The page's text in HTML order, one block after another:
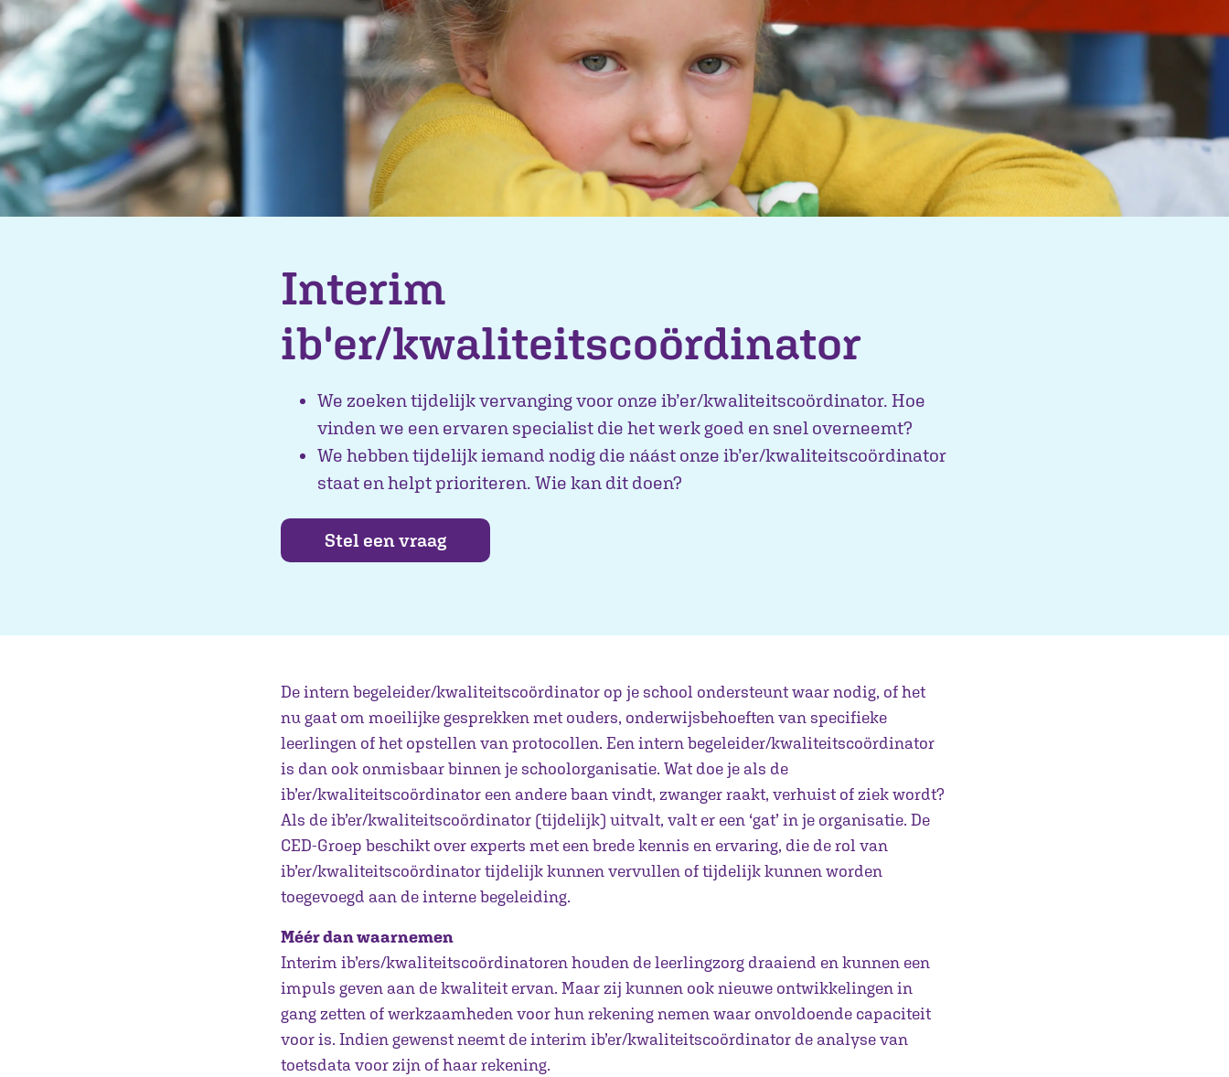
Interim
ib'er/kwaliteitscoördinator
We zoeken tijdelijk vervanging voor onze ib’er/kwaliteitscoördinator. Hoe
vinden we een ervaren specialist die het werk goed en snel overneemt?
We hebben tijdelijk iemand nodig die náást onze ib’er/kwaliteitscoördinator
staat en helpt prioriteren. Wie kan dit doen?
Stel een vraag
De intern begeleider/kwaliteitscoördinator op je school ondersteunt waar nodig, of het
nu gaat om moeilijke gesprekken met ouders, onderwijsbehoeften van specifieke
leerlingen of het opstellen van protocollen. Een intern begeleider/kwaliteitscoördinator
is dan ook onmisbaar binnen je schoolorganisatie. Wat doe je als de
ib’er/kwaliteitscoördinator een andere baan vindt, zwanger raakt, verhuist of ziek wordt?
Als de ib’er/kwaliteitscoördinator (tijdelijk) uitvalt, valt er een ‘gat’ in je organisatie. De
CED-Groep beschikt over experts met een brede kennis en ervaring, die de rol van
ib’er/kwaliteitscoördinator tijdelijk kunnen vervullen of tijdelijk kunnen worden
toegevoegd aan de interne begeleiding.
Méér dan waarnemen
Interim ib’ers/kwaliteitscoördinatoren houden de leerlingzorg draaiend en kunnen een
impuls geven aan de kwaliteit ervan. Maar zij kunnen ook nieuwe ontwikkelingen in
gang zetten of werkzaamheden voor hun rekening nemen waar onvoldoende capaciteit
voor is. Indien gewenst neemt de interim ib’er/kwaliteitscoördinator de analyse van
toetsdata voor zijn of haar rekening.